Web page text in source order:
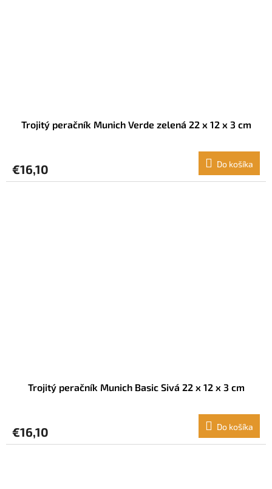
Trojitý peračník Munich Verde zelená 22 x 12 x 3 cm
€16,10 Do košíka
Trojitý peračník Munich Basic Sivá 22 x 12 x 3 cm
€16,10 Do košíka